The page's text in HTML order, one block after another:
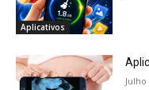
Aplicativos
Julho